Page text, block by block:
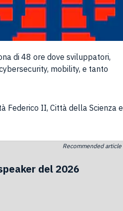
di 48 ore dove sviluppatori,
mobility, e tanto
Federico II, Città della Scienza e
Recommended article
del 2026